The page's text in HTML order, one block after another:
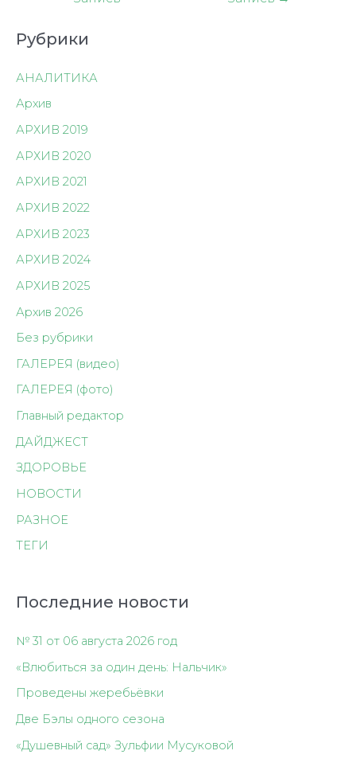
Рубрики
АНАЛИТИКА
Архив
АРХИВ 2019
АРХИВ 2020
АРХИВ 2021
АРХИВ 2022
АРХИВ 2023
АРХИВ 2024
АРХИВ 2025
Архив 2026
Без рубрики
ГАЛЕРЕЯ (видео)
ГАЛЕРЕЯ (фото)
Главный редактор
ДАЙДЖЕСТ
ЗДОРОВЬЕ
НОВОСТИ
РАЗНОЕ
ТЕГИ
Последние новости
№ 31 от 06 августа 2026 год
«Влюбиться за один день: Нальчик»
Проведены жеребьёвки
Две Бэлы одного сезона
«Душевный сад» Зульфии Мусуковой